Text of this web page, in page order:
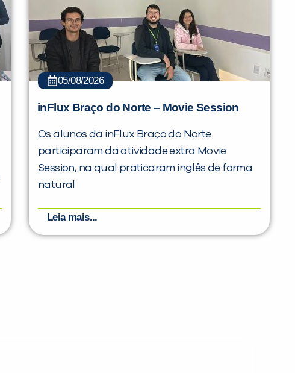
05/08/2026
inFlux Braço do Norte – Movie Session
Os alunos da inFlux Braço do Norte
participaram da atividade extra Movie
Session, na qual praticaram inglês de forma
natural
Leia mais...
PEÇA UMA DEMONSTRAÇÃO DE MÉTODO